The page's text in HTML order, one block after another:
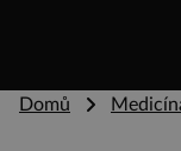
Domů